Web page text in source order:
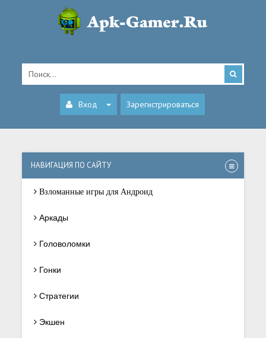
Вход Зарегистрироваться
НАВИГАЦИЯ ПО САЙТУ
Взломанные игры для Андроид
Аркады
Головоломки
Гонки
Стратегии
Экшен